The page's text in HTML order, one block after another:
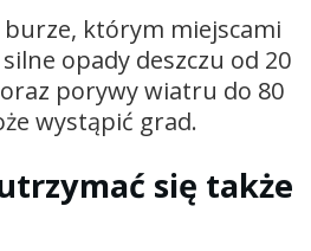
którym miejscami
opady deszczu od 20
porywy wiatru do 80
wystąpić grad.
się także